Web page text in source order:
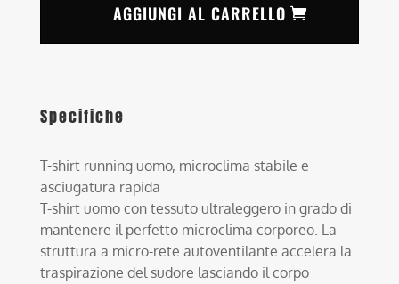
AGGIUNGI AL CARRELLO
Specifiche
T-shirt running uomo, microclima stabile e
asciugatura rapida
T-shirt uomo con tessuto ultraleggero in grado di
mantenere il perfetto microclima corporeo. La
struttura a micro-rete autoventilante accelera la
traspirazione del sudore lasciando il corpo